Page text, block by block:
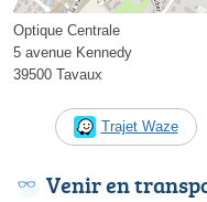
Optique Centrale
5 avenue Kennedy
39500 Tavaux
Trajet Waze
Venir en